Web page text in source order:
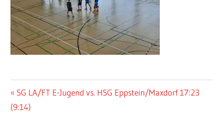
Beitragsnavigation
Vorheriger
Beitrag:
SG LA/FT E-Jugend vs. HSG Eppstein/Maxdorf 17:23
(9:14)